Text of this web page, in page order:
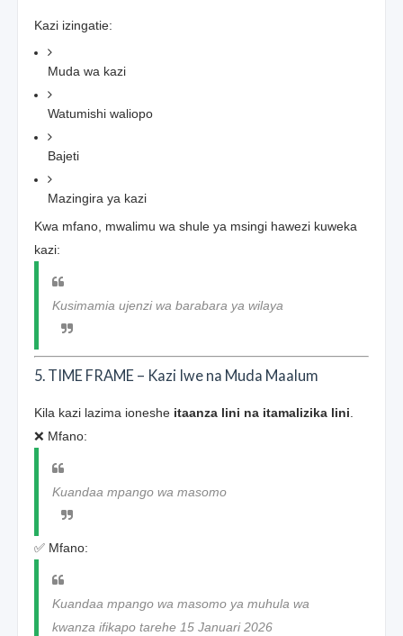
Kazi izingatie:
Muda wa kazi
Watumishi waliopo
Bajeti
Mazingira ya kazi
Kwa mfano, mwalimu wa shule ya msingi hawezi kuweka
kazi:
Kusimamia ujenzi wa barabara ya wilaya
5. TIME FRAME – Kazi Iwe na Muda Maalum
Kila kazi lazima ioneshe itaanza lini na itamalizika lini.
❌ Mfano:
Kuandaa mpango wa masomo
✅ Mfano:
Kuandaa mpango wa masomo ya muhula wa
kwanza ifikapo tarehe 15 Januari 2026